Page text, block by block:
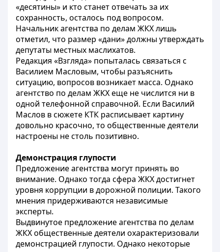
«десятины» и кто станет отвечать за их
сохранность, осталось под вопросом.
Начальник агентства по делам ЖКХ лишь
отметил, что размер «дани» должны утверждать
депутаты местных маслихатов.
Редакция «Взгляда» попыталась связаться с
Василием Масловым, чтобы разъяснить
ситуацию, вопросов возникает масса. Однако
агентство по делам ЖКХ еще не числится ни в
одной телефонной справочной. Если Василий
Маслов в сюжете КТК расписывает картину
довольно красочно, то общественные деятели
настроены не столь позитивно.
Демонстрация глупости
Предложение агентства могут принять во
внимание. Однако тогда сфера ЖКХ достигнет
уровня коррупции в дорожной полиции. Такого
мнения придерживаются независимые
эксперты.
Выдвинутое предложение агентства по делам
ЖКХ общественные деятели охарактеризовали
демонстрацией глупости. Однако некоторые